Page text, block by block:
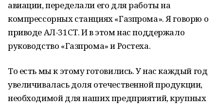
авиации, переделали его для работы на
компрессорных станциях «Газпрома». Я говорю о
приводе АЛ-31СТ. И в этом нас поддержало
руководство «Газпрома» и Ростеха.
То есть мы к этому готовились. У нас каждый год
увеличивалась доля отечественной продукции,
необходимой для наших предприятий, крупных